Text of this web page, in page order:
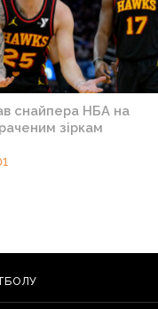
снайпера НБА на
зіркам